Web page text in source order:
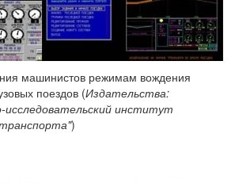
машинистов режимам вождения
поездов (Издательства:
исследовательский институт
)